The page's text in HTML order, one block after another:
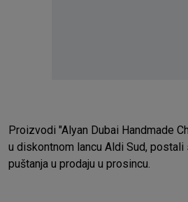
Proizvodi "Alyan Dubai Handmade
u diskontnom lancu Aldi Sud, postali
puštanja u prodaju u prosincu.